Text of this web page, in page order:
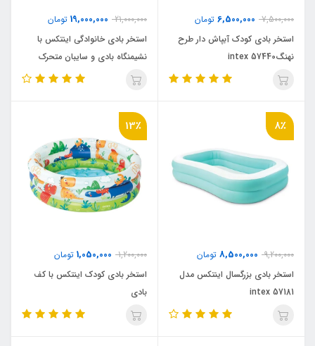
7,500,000
6,500,000 تومان
استخر بادی کودک آبپاش دار طرح
نهنگ57440 intex
21,000,000
19,000,000 تومان
استخر بادی خانوادگی اینتکس با
نشیمنگاه بادی و سایبان متحرک
57195 intex
8٪
9,200,000
8,500,000 تومان
استخر بادی بزرگسال اینتکس مدل
intex 57181
13٪
1,200,000
1,050,000 تومان
استخر بادی کودک اینتکس با کف
بادی